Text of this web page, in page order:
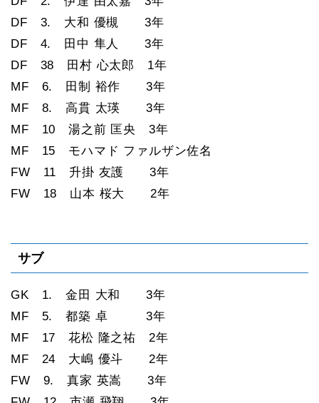
DF 3. 大和 優槻 3年
DF 4. 田中 隼人 3年
DF 38 田村 心太郎 1年
MF 6. 田制 裕作 3年
MF 8. 高貫 太瑛 3年
MF 10 湯之前 匡央 3年
MF 15 モハマド ファルザン佐名
FW 11 升掛 友護 3年
FW 18 山本 桜大 2年
サブ
GK 1. 金田 大和 3年
MF 5. 都築 卓 3年
MF 17 花松 隆之祐 2年
MF 24 大嶋 優斗 2年
FW 9. 真家 英嵩 3年